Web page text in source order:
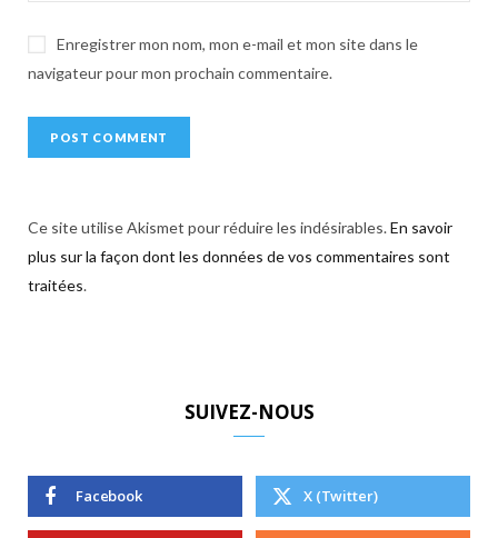
Enregistrer mon nom, mon e-mail et mon site dans le
navigateur pour mon prochain commentaire.
Ce site utilise Akismet pour réduire les indésirables.En savoir
plus sur la façon dont les données de vos commentaires sont
traitées.
SUIVEZ-NOUS
Facebook X (Twitter)